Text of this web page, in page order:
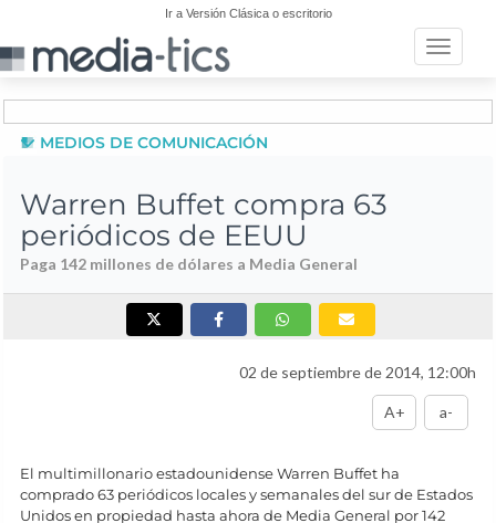
Ir a Versión Clásica o escritorio
Toggle
MEDIOS DE COMUNICACIÓN
Warren Buffet compra 63
periódicos de EEUU
Paga 142 millones de dólares a Media General
02 de septiembre de 2014, 12:00h
A+ a-
El multimillonario estadounidense Warren Buffet ha
comprado 63 periódicos locales y semanales del sur de Estados
Unidos en propiedad hasta ahora de Media General por 142